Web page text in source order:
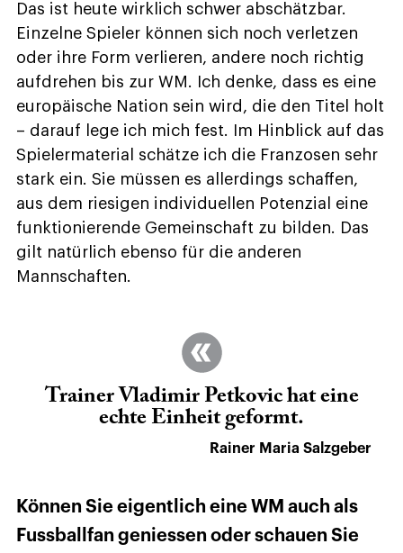
Das ist heute wirklich schwer abschätzbar.
Einzelne Spieler können sich noch verletzen
oder ihre Form verlieren, andere noch richtig
aufdrehen bis zur WM. Ich denke, dass es eine
europäische Nation sein wird, die den Titel holt
– darauf lege ich mich fest. Im Hinblick auf das
Spielermaterial schätze ich die Franzosen sehr
stark ein. Sie müssen es allerdings schaffen,
aus dem riesigen individuellen Potenzial eine
funktionierende Gemeinschaft zu bilden. Das
gilt natürlich ebenso für die anderen
Mannschaften.
Trainer Vladimir Petkovic hat eine
echte Einheit geformt.
Rainer Maria Salzgeber
Können Sie eigentlich eine WM auch als
Fussballfan geniessen oder schauen Sie